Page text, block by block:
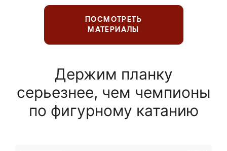
ПОСМОТРЕТЬ
МАТЕРИАЛЫ
Держим планку
серьезнее, чем чемпионы
по фигурному катанию